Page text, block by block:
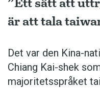
är att tala
Det var den Kina-
Chiang Kai-shek
majoritetsspråket